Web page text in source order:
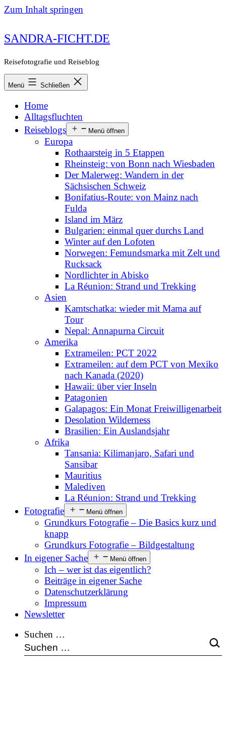
Zum Inhalt springen
SANDRA-FICHT.DE
Reisefotografie und Reiseblog
Menü Schließen
Home
Alltagsfluchten
Reiseblogs
Menü öffnen
Europa
Rothaarsteig in 5 Etappen
Rheinsteig: von Bonn nach Wiesbaden
Der Malerweg: Wandern in der
Sächsischen Schweiz
Bonifatius-Route: von Mainz nach
Fulda
Island im März
Bulgarien: einmal quer durchs Land
Winter auf den Lofoten
Norwegen: Femundsmarka mit Zelt und
Rucksack
Nordlichter in Abisko
La Réunion: Strand und Trekking
Asien
Kamtschatka: wieder mit Mama auf
Tour
Nepal: Annapurna Circuit
Amerika
Extrameilen: PCT 2022
Extrameilen: auf dem PCT von Mexiko
nach Kanada (2020)
Hawaii: über vier Inseln
Patagonien
Galapagos: Ein Monat Freiwilligenarbeit
Desolation Wilderness
Brasilien: Ein Auslandsjahr
Afrika
Tansania: Kilimanjaro, Safari und
Sansibar
Mauritius
Malediven
La Réunion: Strand und Trekking
Fotografie
Menü öffnen
Grundkurs Fotografie – Die Basics kurz und
knapp
Grundkurs Fotografie – Bildgestaltung
In eigener Sache
Menü öffnen
Ich – wer ist das eigentlich?
Beiträge in eigener Sache
Datenschutzerklärung
Impressum
Newsletter
Suchen …